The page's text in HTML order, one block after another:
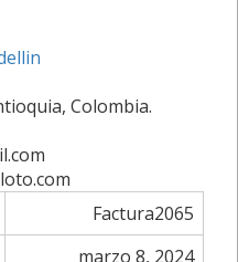
Colombia.
Factura2065
marzo 8, 2024